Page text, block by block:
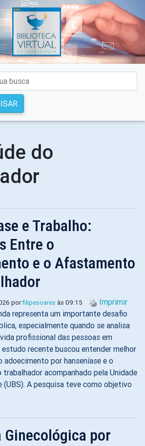
do
e Trabalho:
Entre o
e o Afastamento
porfilipesoares às 09:15
Imprimir
representa um importante desafio
especialmente quando se analisa
profissional das pessoas em
recente buscou entender melhor
adoecimento por hanseníase e o
acompanhado pela Unidade
(UBS). A pesquisa teve como objetivo
Ginecológica por